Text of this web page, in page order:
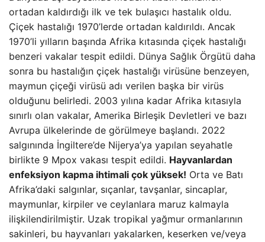
ortadan kaldırdığı ilk ve tek bulaşıcı hastalık oldu.
Çiçek hastalığı 1970’lerde ortadan kaldırıldı. Ancak
1970’li yılların başında Afrika kıtasında çiçek hastalığı
benzeri vakalar tespit edildi. Dünya Sağlık Örgütü daha
sonra bu hastalığın çiçek hastalığı virüsüne benzeyen,
maymun çiçeği virüsü adı verilen başka bir virüs
olduğunu belirledi. 2003 yılına kadar Afrika kıtasıyla
sınırlı olan vakalar, Amerika Birleşik Devletleri ve bazı
Avrupa ülkelerinde de görülmeye başlandı. 2022
salgınında İngiltere’de Nijerya’ya yapılan seyahatle
birlikte 9 Mpox vakası tespit edildi. Hayvanlardan
enfeksiyon kapma ihtimali çok yüksek! Orta ve Batı
Afrika’daki salgınlar, sıçanlar, tavşanlar, sincaplar,
maymunlar, kirpiler ve ceylanlara maruz kalmayla
ilişkilendirilmiştir. Uzak tropikal yağmur ormanlarının
sakinleri, bu hayvanları yakalarken, keserken ve/veya